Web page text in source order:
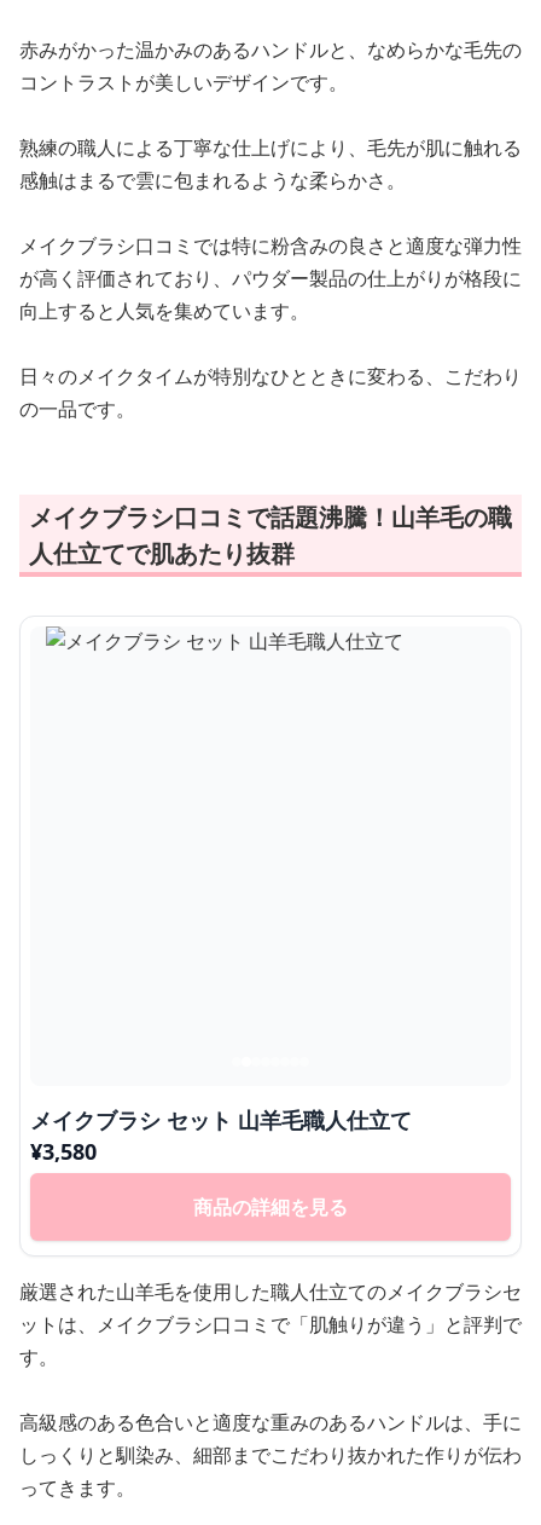
赤みがかった温かみのあるハンドルと、なめらかな毛先の
コントラストが美しいデザインです。
熟練の職人による丁寧な仕上げにより、毛先が肌に触れる
感触はまるで雲に包まれるような柔らかさ。
メイクブラシ口コミでは特に粉含みの良さと適度な弾力性
が高く評価されており、パウダー製品の仕上がりが格段に
向上すると人気を集めています。
日々のメイクタイムが特別なひとときに変わる、こだわり
の一品です。
メイクブラシ口コミで話題沸騰！山羊毛の職
人仕立てで肌あたり抜群
メイクブラシ セット 山羊毛職人仕立て
¥3,580
商品の詳細を見る
厳選された山羊毛を使用した職人仕立てのメイクブラシセ
ットは、メイクブラシ口コミで「肌触りが違う」と評判で
す。
高級感のある色合いと適度な重みのあるハンドルは、手に
しっくりと馴染み、細部までこだわり抜かれた作りが伝わ
ってきます。